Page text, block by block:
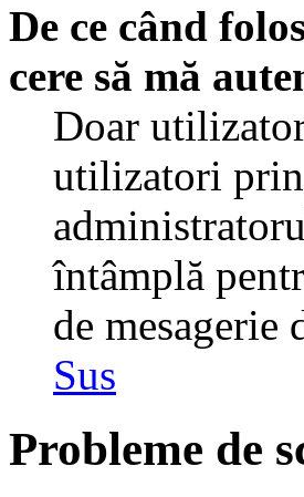
De ce când
cere să mă
Doar
utilizatori
întâmplă
de
Sus
Probleme de